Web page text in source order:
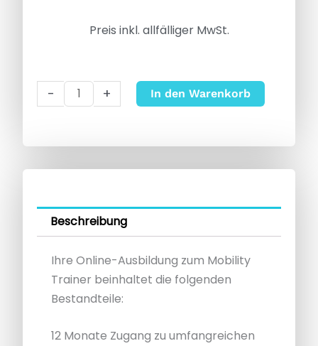
Preis inkl. allfälliger MwSt.
-
Mobility
Trainer
Online
Menge
+ In den Warenkorb
Beschreibung
Ihre Online-Ausbildung zum Mobility
Trainer beinhaltet die folgenden
Bestandteile:
12 Monate Zugang zu umfangreichen